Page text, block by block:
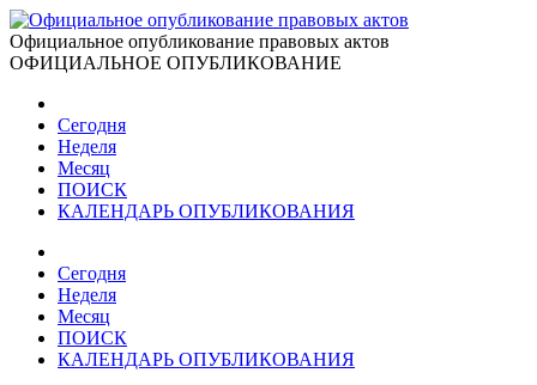
Официальное опубликование правовых актов
ОФИЦИАЛЬНОЕ ОПУБЛИКОВАНИЕ
Сегодня
Неделя
Месяц
ПОИСК
КАЛЕНДАРЬ ОПУБЛИКОВАНИЯ
Сегодня
Неделя
Месяц
ПОИСК
КАЛЕНДАРЬ ОПУБЛИКОВАНИЯ